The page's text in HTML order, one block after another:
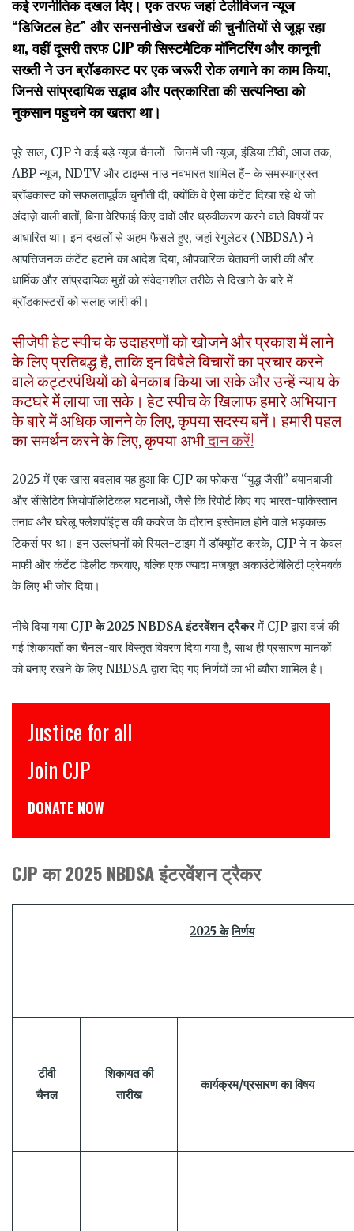
कई रणनीतिक दखल दिए। एक तरफ जहां टेलीविजन न्यूज
“डिजिटल हेट” और सनसनीखेज खबरों की चुनौतियों से जूझ रहा
था, वहीं दूसरी तरफ CJP की सिस्टमैटिक मॉनिटरिंग और कानूनी
सख्ती ने उन ब्रॉडकास्ट पर एक जरूरी रोक लगाने का काम किया,
जिनसे सांप्रदायिक सद्भाव और पत्रकारिता की सत्यनिष्ठा को
नुकसान पहुचने का खतरा था।
पूरे साल, CJP ने कई बड़े न्यूज चैनलों- जिनमें जी न्यूज, इंडिया टीवी, आज तक,
ABP न्यूज, NDTV और टाइम्स नाउ नवभारत शामिल हैं- के समस्याग्रस्त
ब्रॉडकास्ट को सफलतापूर्वक चुनौती दी, क्योंकि वे ऐसा कंटेंट दिखा रहे थे जो
अंदाज़े वाली बातों, बिना वेरिफाई किए दावों और ध्रुवीकरण करने वाले विषयों पर
आधारित था। इन दखलों से अहम फैसले हुए, जहां रेगुलेटर (NBDSA) ने
आपत्तिजनक कंटेंट हटाने का आदेश दिया, औपचारिक चेतावनी जारी की और
धार्मिक और सांप्रदायिक मुद्दों को संवेदनशील तरीके से दिखाने के बारे में
ब्रॉडकास्टरों को सलाह जारी की।
सीजेपी हेट स्पीच के उदाहरणों को खोजने और प्रकाश में लाने
के लिए प्रतिबद्ध है, ताकि इन विषैले विचारों का प्रचार करने
वाले कट्टरपंथियों को बेनकाब किया जा सके और उन्हें न्याय के
कटघरे में लाया जा सके। हेट स्पीच के खिलाफ हमारे अभियान
के बारे में अधिक जानने के लिए, कृपया सदस्य बनें। हमारी पहल
का समर्थन करने के लिए, कृपया अभीदान करें!
2025 में एक खास बदलाव यह हुआ कि CJP का फोकस “युद्ध जैसी” बयानबाजी
और सेंसिटिव जियोपॉलिटिकल घटनाओं, जैसे कि रिपोर्ट किए गए भारत-पाकिस्तान
तनाव और घरेलू फ्लैशपॉइंट्स की कवरेज के दौरान इस्तेमाल होने वाले भड़काऊ
टिकर्स पर था। इन उल्लंघनों को रियल-टाइम में डॉक्यूमेंट करके, CJP ने न केवल
माफी और कंटेंट डिलीट करवाए, बल्कि एक ज्यादा मजबूत अकाउंटेबिलिटी फ्रेमवर्क
के लिए भी जोर दिया।
नीचे दिया गया CJPके2025 NBDSAइंटरवेंशन ट्रैकरमें CJP द्वारा दर्ज की
गई शिकायतों का चैनल-वार विस्तृत विवरण दिया गया है, साथ ही प्रसारण मानकों
को बनाए रखने के लिए NBDSA द्वारा दिए गए निर्णयों का भी ब्यौरा शामिल है।
इंसाफ़ सब के लिए
CJP से जुड़िये
डोनेट कीजिये
CJP का 2025 NBDSA इंटरवेंशन ट्रैकर
2025के निर्णय
टीवी
चैनल
शिकायत की
तारीख
कार्यक्रम/प्रसारण का विषय